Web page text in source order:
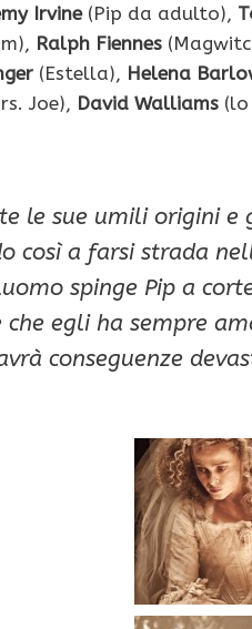
Irvine(Pip da adulto),
Ralph Fiennes
(Estella), Helena
Joe), David Walliams (lo
le sue umili origini
così a farsi strada
spinge Pip a
egli ha sempre
conseguenze